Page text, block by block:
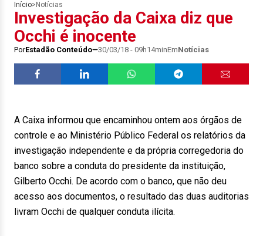
Início> Notícias
Investigação da Caixa diz que
Occhi é inocente
PorEstadão Conteúdo 30/03/18 - 09h14minEmNotícias
A Caixa informou que encaminhou ontem aos órgãos de
controle e ao Ministério Público Federal os relatórios da
investigação independente e da própria corregedoria do
banco sobre a conduta do presidente da instituição,
Gilberto Occhi. De acordo com o banco, que não deu
acesso aos documentos, o resultado das duas auditorias
livram Occhi de qualquer conduta ilícita.